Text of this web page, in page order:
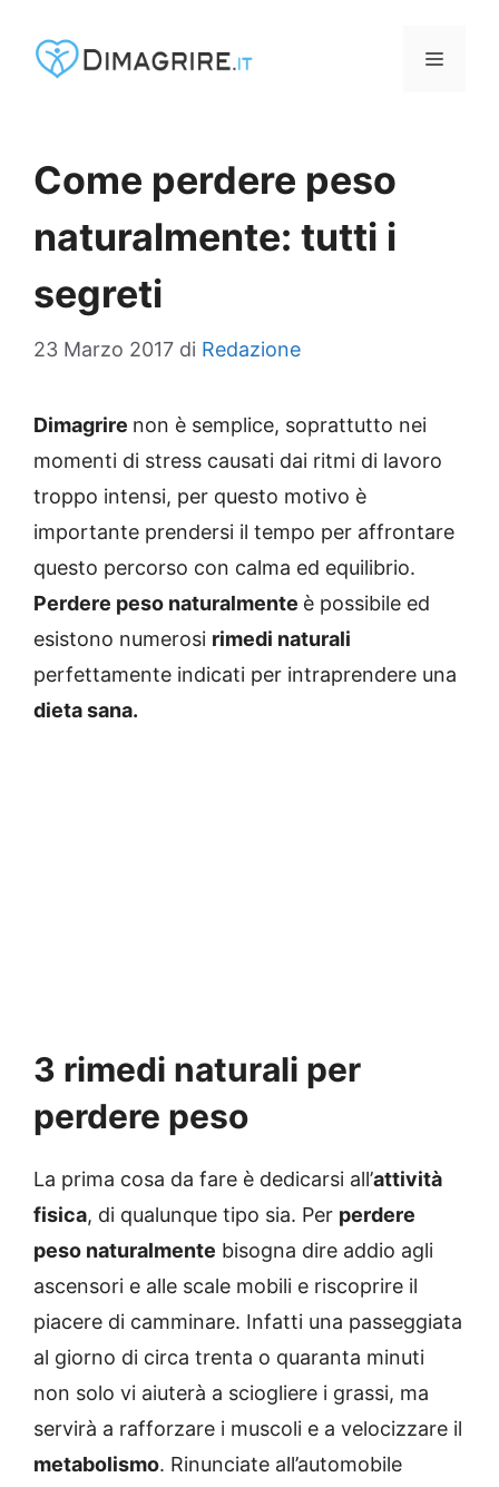
MENU
Come perdere peso
naturalmente: tutti i
segreti
23 Marzo 2017 di Redazione
Dimagrire non è semplice, soprattutto nei
momenti di stress causati dai ritmi di lavoro
troppo intensi, per questo motivo è
importante prendersi il tempo per affrontare
questo percorso con calma ed equilibrio.
Perdere peso naturalmente è possibile ed
esistono numerosi rimedi naturali
perfettamente indicati per intraprendere una
dieta sana.
3 rimedi naturali per
perdere peso
La prima cosa da fare è dedicarsi all’attività
fisica, di qualunque tipo sia. Per perdere
peso naturalmente bisogna dire addio agli
ascensori e alle scale mobili e riscoprire il
piacere di camminare. Infatti una passeggiata
al giorno di circa trenta o quaranta minuti
non solo vi aiuterà a sciogliere i grassi, ma
servirà a rafforzare i muscoli e a velocizzare il
metabolismo. Rinunciate all’automobile